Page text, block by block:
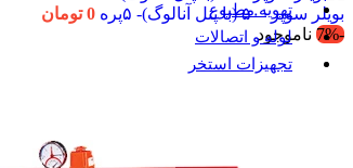
تهویه مطبوع
لوله و اتصالات
تجهیزات استخر
بویلر سوپر۵۰۰ (با پنل آنالوگ)- ۵پره 0 تومان
-7%
ناموجود